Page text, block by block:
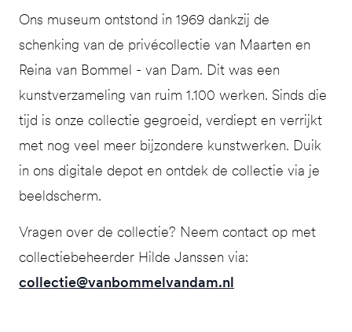
Ons museum ontstond in 1969 dankzij de
schenking van de privécollectie van Maarten en
Reina van Bommel - van Dam. Dit was een
kunstverzameling van ruim 1.100 werken. Sinds die
tijd is onze collectie gegroeid, verdiept en verrijkt
met nog veel meer bijzondere kunstwerken. Duik
in ons digitale depot en ontdek de collectie via je
beeldscherm.
Vragen over de collectie? Neem contact op met
collectiebeheerder Hilde Janssen via:
collectie@vanbommelvandam.nl